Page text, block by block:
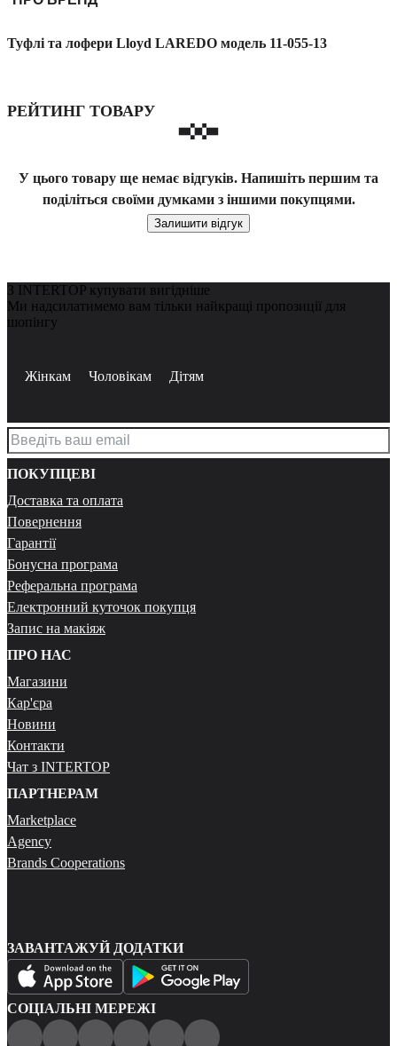
Туфлі та лофери Lloyd LAREDO модель 11-055-13
РЕЙТИНГ ТОВАРУ
У цього товару ще немає відгуків. Напишіть першим та
поділіться своїми думками з іншими покупцями.
Залишити відгук
З INTERTOP купувати вигідніше
Ми надсилатимемо вам тільки найкращі пропозиції для
шопінгу
Жінкам Чоловікам Дітям
ПОКУПЦЕВІ
Доставка та оплата
Повернення
Гарантії
Бонусна програма
Реферальна програма
Електронний куточок покупця
Запис на макіяж
ПРО НАС
Магазини
Кар'єра
Новини
Контакти
Чат з INTERTOP
ПАРТНЕРАМ
Marketplace
Agency
Brands Cooperations
ЗАВАНТАЖУЙ ДОДАТКИ
СОЦІАЛЬНІ МЕРЕЖІ